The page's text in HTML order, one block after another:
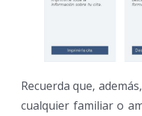
Recuerda que,
cualquier familiar o